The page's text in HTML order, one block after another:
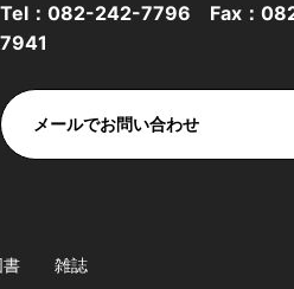
Tel： 082-242-7796 Fax：
7941
メールでお問い合わせ
書 雑誌